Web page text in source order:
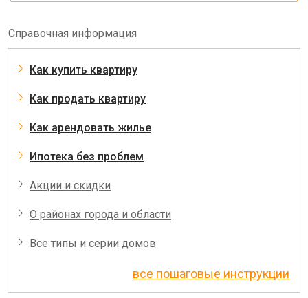
Справочная информация
Как купить квартиру
Как продать квартиру
Как арендовать жилье
Ипотека без проблем
Акции и скидки
О районах города и области
Все типы и серии домов
все пошаговые инструкции